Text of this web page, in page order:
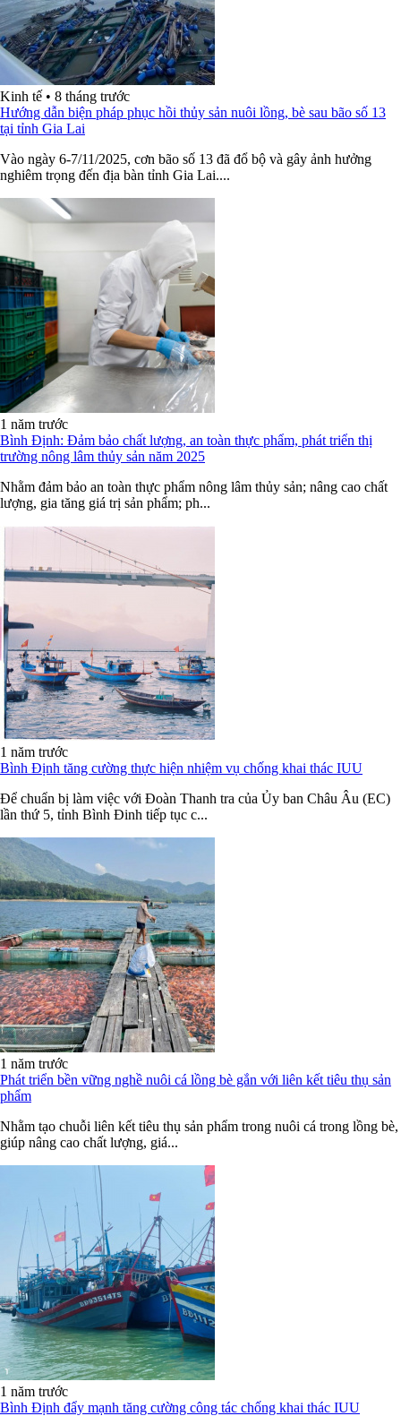
Kinh tế • 8 tháng trước
Hướng dẫn biện pháp phục hồi thủy sản nuôi lồng, bè sau bão số 13
tại tỉnh Gia Lai
Vào ngày 6-7/11/2025, cơn bão số 13 đã đổ bộ và gây ảnh hưởng
nghiêm trọng đến địa bàn tỉnh Gia Lai....
1 năm trước
Bình Định: Đảm bảo chất lượng, an toàn thực phẩm, phát triển thị
trường nông lâm thủy sản năm 2025
Nhằm đảm bảo an toàn thực phẩm nông lâm thủy sản; nâng cao chất
lượng, gia tăng giá trị sản phẩm; ph...
1 năm trước
Bình Định tăng cường thực hiện nhiệm vụ chống khai thác IUU
Để chuẩn bị làm việc với Đoàn Thanh tra của Ủy ban Châu Âu (EC)
lần thứ 5, tỉnh Bình Đinh tiếp tục c...
1 năm trước
Phát triển bền vững nghề nuôi cá lồng bè gắn với liên kết tiêu thụ sản
phẩm
Nhằm tạo chuỗi liên kết tiêu thụ sản phẩm trong nuôi cá trong lồng bè,
giúp nâng cao chất lượng, giá...
1 năm trước
Bình Định đẩy mạnh tăng cường công tác chống khai thác IUU